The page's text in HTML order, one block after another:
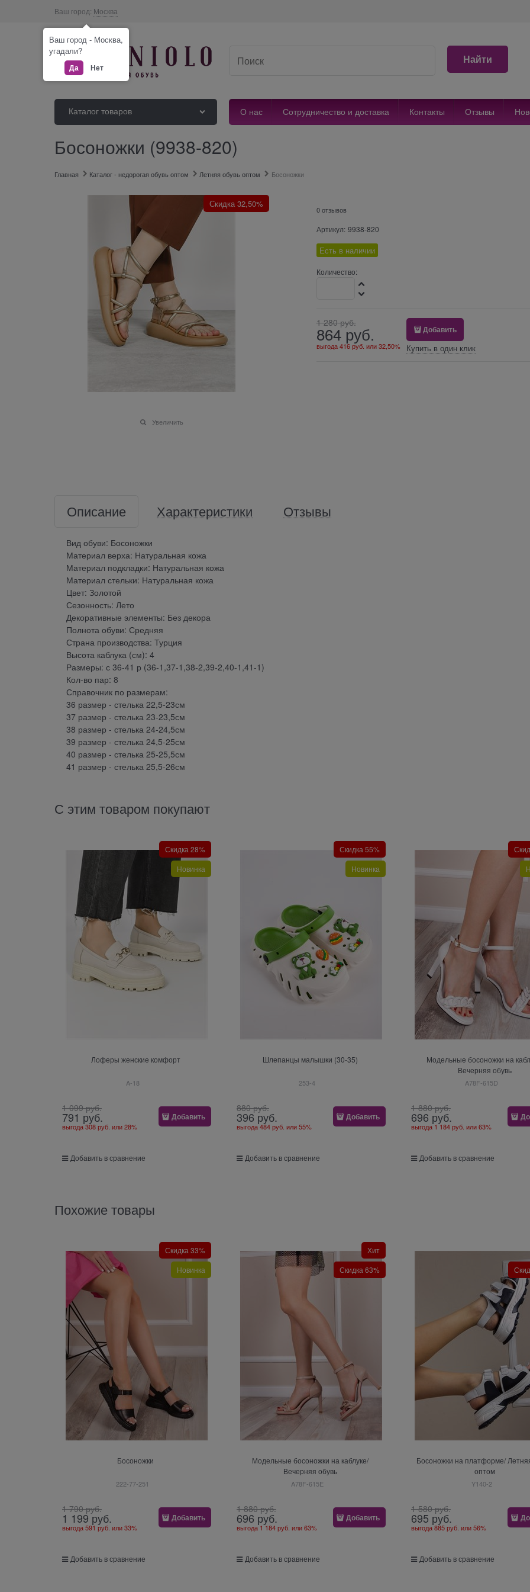
Ваш город: Москва
Найти
Каталог товаров О нас Сотрудничество и доставка Контакты Отзывы
Босоножки (9938-820)
Главная Каталог - недорогая обувь оптом Летняя обувь оптом Босоножки
Скидка 32,50%
Увеличить
0 отзывов
Артикул: 9938-820
Есть в наличии
Количество:
1 280 руб.
864 руб.
выгода416 руб. или32,50%
Добавить
Купить в один клик
Описание Характеристики Отзывы
Вид обуви: Босоножки
Материал верха: Натуральная кожа
Материал подкладки: Натуральная кожа
Материал стельки: Натуральная кожа
Цвет: Золотой
Сезонность: Лето
Декоративные элементы: Без декора
Полнота обуви: Средняя
Страна производства: Турция
Высота каблука (см): 4
Размеры: с 36-41 р (36-1,37-1,38-2,39-2,40-1,41-1)
Кол-во пар: 8
Справочник по размерам:
36 размер - стелька 22,5-23см
37 размер - стелька 23-23,5см
38 размер - стелька 24-24,5см
39 размер - стелька 24,5-25см
40 размер - стелька 25-25,5см
41 размер - стелька 25,5-26см
С этим товаром покупают
Лоферы женские комфорт
A-18
Скидка 28%
Новинка
1 099 руб.
791 руб.
выгода308 руб. или28%
Добавить
Добавить в сравнение
Шлепанцы малышки (30-35)
253-4
Скидка 55%
Новинка
880 руб.
396 руб.
выгода484 руб. или55%
Добавить
Добавить в сравнение
Модельные босоножки на
Вечерняя обувь
A78F-615D
1 880 руб.
696 руб.
выгода1 184 руб. или63%
Добавить в сравнение
Похожие товары
Босоножки
222-77-251
Скидка 33%
Новинка
1 790 руб.
1 199 руб.
выгода591 руб. или33%
Добавить
Добавить в сравнение
Модельные босоножки на каблуке/
Вечерняя обувь
A78F-615E
Хит
Скидка 63%
1 880 руб.
696 руб.
выгода1 184 руб. или63%
Добавить
Добавить в сравнение
Босоножки на платформе/
оптом
Y140-2
1 580 руб.
695 руб.
выгода885 руб. или56%
Добавить в сравнение
Ваш город - Москва,
угадали?
Да Нет